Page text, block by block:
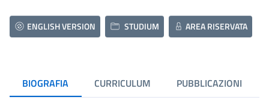
ENGLISH VERSION STUDIUM AREA RISERVATA
BIOGRAFIA CURRICULUM PUBBLICAZIONI